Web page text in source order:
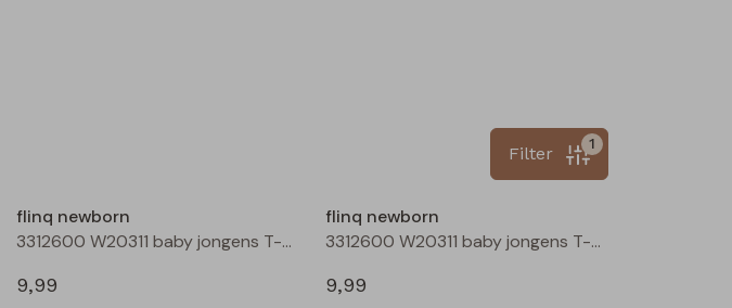
1
Filter
flinq newborn
3312600 W20311 baby jongens T-shirt lm Groen mos
9,99
flinq newborn
3312600 W20311 baby jongens T-shirt lm Marine
9,99